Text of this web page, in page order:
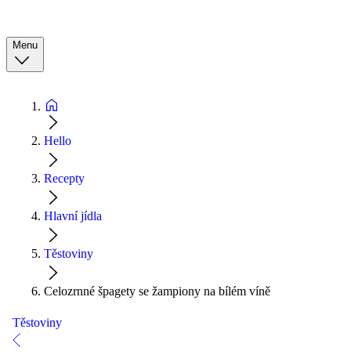
Menu
Hello
Recepty
Hlavní jídla
Těstoviny
Celozrnné špagety se žampiony na bílém víně
Těstoviny